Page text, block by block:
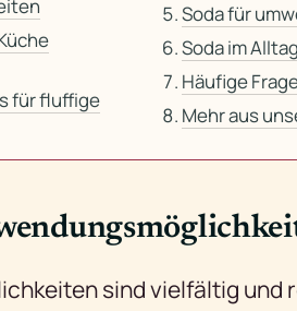
für fluffige
Soda für
Soda im
Häufige
Mehr aus
sind vielfältig und